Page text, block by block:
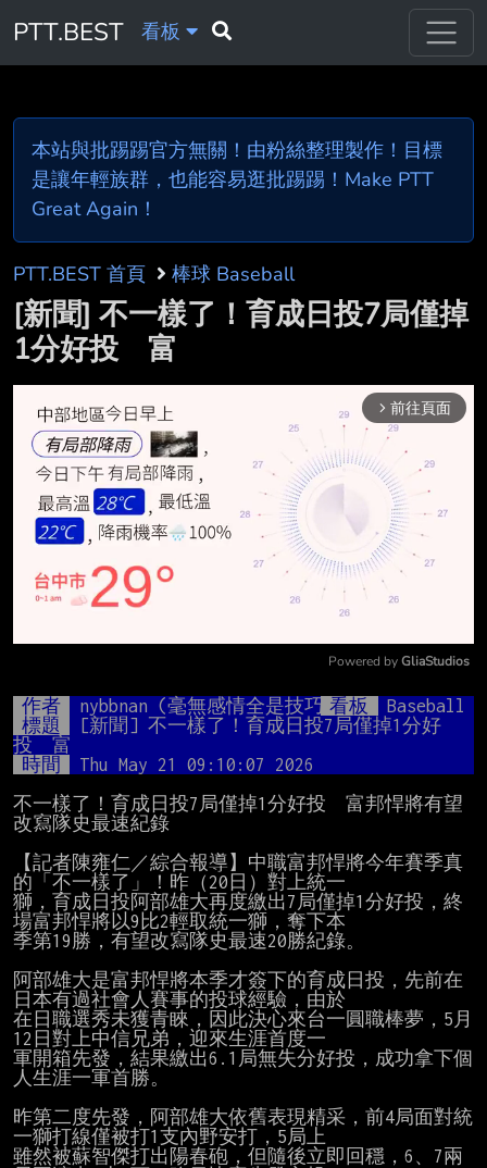
PTT.BEST 看板
本站與批踢踢官方無關！由粉絲整理製作！目標
是讓年輕族群，也能容易逛批踢踢！Make PTT
Great Again！
PTT.BEST 首頁 棒球 Baseball
[新聞] 不一樣了！育成日投7局僅掉
1分好投 富
arrow_forward_ios 前往頁面
Mute
Powered by GliaStudios
作者 nybbnan (毫無感情全是技巧)看板
Baseball
標題
[新聞] 不一樣了！育成日投7局僅掉1分好
投　富
時間
Thu May 21 09:10:07 2026
不一樣了！育成日投7局僅掉1分好投　富邦悍將有望
改寫隊史最速紀錄
【記者陳雍仁／綜合報導】中職富邦悍將今年賽季真
的「不一樣了」！昨（20日）對上統一
獅，育成日投阿部雄大再度繳出7局僅掉1分好投，終
場富邦悍將以9比2輕取統一獅，奪下本
季第19勝，有望改寫隊史最速20勝紀錄。
阿部雄大是富邦悍將本季才簽下的育成日投，先前在
日本有過社會人賽事的投球經驗，由於
在日職選秀未獲青睞，因此決心來台一圓職棒夢，5月
12日對上中信兄弟，迎來生涯首度一
軍開箱先發，結果繳出6.1局無失分好投，成功拿下個
人生涯一軍首勝。
昨第二度先發，阿部雄大依舊表現精采，前4局面對統
一獅打線僅被打1支內野安打，5局上
雖然被蘇智傑打出陽春砲，但隨後立即回穩，6、7兩